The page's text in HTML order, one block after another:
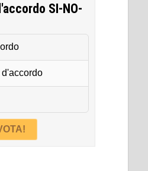
SI-NO-
d'accordo